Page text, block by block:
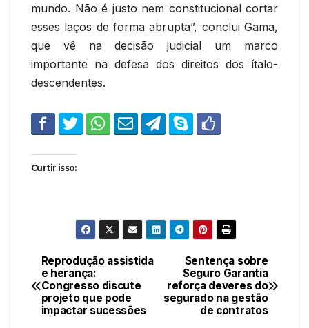
mundo. Não é justo nem constitucional cortar
esses laços de forma abrupta”, conclui Gama,
que vê na decisão judicial um marco
importante na defesa dos direitos dos ítalo-
descendentes.
Curtir isso:
Navegação
de
Sentença sobre
Seguro Garantia
reforça deveres do
segurado na gestão
de contratos
Reprodução assistida
e herança:
Congresso discute
projeto que pode
impactar sucessões